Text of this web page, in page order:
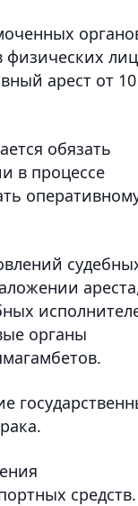
лиц
арест от 10
обязать
в процессе
органы
средств.